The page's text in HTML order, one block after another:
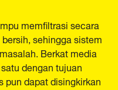
memfiltrasi secara
sehingga sistem
Berkat media
dengan tujuan
pun dapat disingkirkan